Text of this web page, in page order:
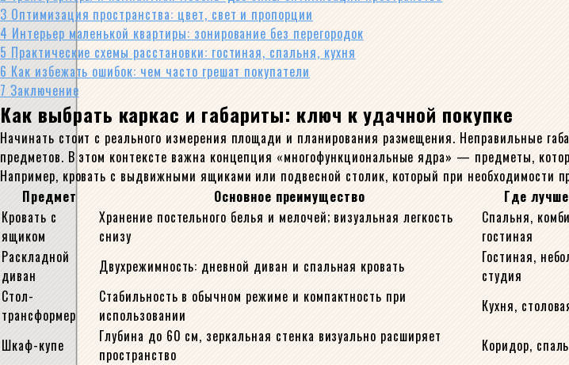
3 Оптимизация пространства: цвет, свет и пропорции
4 Интерьер маленькой квартиры: зонирование без перегородок
5 Практические схемы расстановки: гостиная, спальня, кухня
6 Как избежать ошибок: чем часто грешат покупатели
7 Заключение
Как выбрать каркас и габариты: ключ к удачной покупке
Начинать стоит с реального измерения площади и планирования размещения. Неправильные
предметов. В этом контексте важна концепция «многофункциональные ядра» — предметы,
Например, кровать с выдвижными ящиками или подвесной столик, который при необходимости
Предмет
Основное преимущество Где
Кровать с
ящиком
Хранение постельного белья и мелочей; визуальная легкость
снизу
Спальня,
гостиная
Раскладной
диван
Двухрежимность: дневной диван и спальная кровать
Гостиная,
студия
Стол-
трансформер
Стабильность в обычном режиме и компактность при
использовании
Кухня,
Шкаф-купе
Глубина до 60 см, зеркальная стенка визуально расширяет
пространство
Коридор,